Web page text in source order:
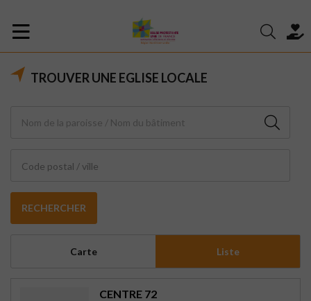
TROUVER UNE EGLISE LOCALE
Code postal / ville
RECHERCHER
Carte Liste
CENTRE 72